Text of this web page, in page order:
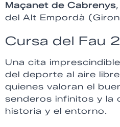
Maçanet de Cabrenys
del Alt Empordà
Cursa del Fau
Una cita
del deporte al aire
quienes valoran el
senderos infinitos y la
historia y el entorno.